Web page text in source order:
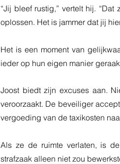
“Jij bleef rustig,” vertelt hij.
oplossen. Het is jammer dat jij
Het is een moment van
ieder op hun eigen manier
Joost biedt zijn excuses aan.
veroorzaakt. De beveiliger
vergoeding van de taxikosten
Als ze de ruimte verlaten, is
strafzaak alleen niet zou